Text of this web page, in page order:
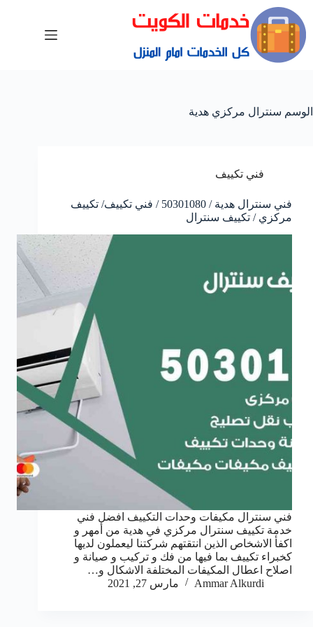
الوسم سنترال مركزي هدية
فني تكييف
فني سنترال هدية / 50301080 / فني تكييف/ تكييف
مركزي / تكييف سنترال
فني سنترال مكيفات وحدات التكييف افضل فني
خدمة تكييف سنترال مركزي في هدية من أمهر و
اكفأ الاشخاص الذين انتقتهم شركتنا ليعملون لديها
كخبراء تكييف بما فيها من فك و تركيب و صيانة و
اصلاح اعطال المكيفات المختلفة الاشكال و…
Ammar Alkurdi
مارس 27, 2021